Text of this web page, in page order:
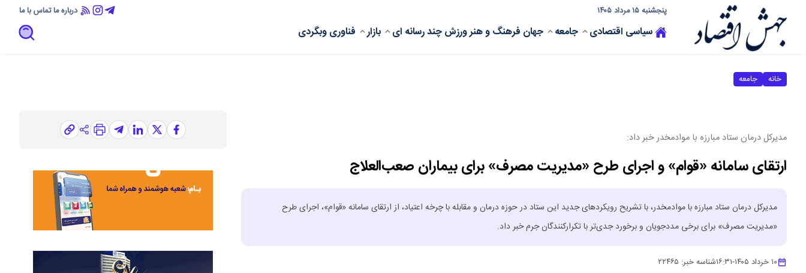
پنجشنبه ۱۵ مرداد ۱۴۰۵ درباره ماتماس با ما
سیاسی اقتصادی جامعه جهان فرهنگ و هنرورزشچند رسانه ای بازار فناوریوبگردی
خانه جامعه
مدیرکل درمان ستاد مبارزه با موادمخدر خبر داد:
ارتقای سامانه «قوام» و اجرای طرح «مدیریت مصرف» برای بیماران صعب‌العلاج
مدیرکل درمان ستاد مبارزه با موادمخدر، با تشریح رویکردهای جدید این ستاد در حوزه درمان و مقابله با چرخه اعتیاد، از ارتقای سامانه «قوام»، اجرای طرح
«مدیریت مصرف» برای برخی مددجویان و برخورد جدی‌تر با تکرارکنندگان جرم خبر داد.
۱۰ خرداد ۱۴۰۵ -۱۶:۳۱شناسه خبر: ۲۲۴۶۵